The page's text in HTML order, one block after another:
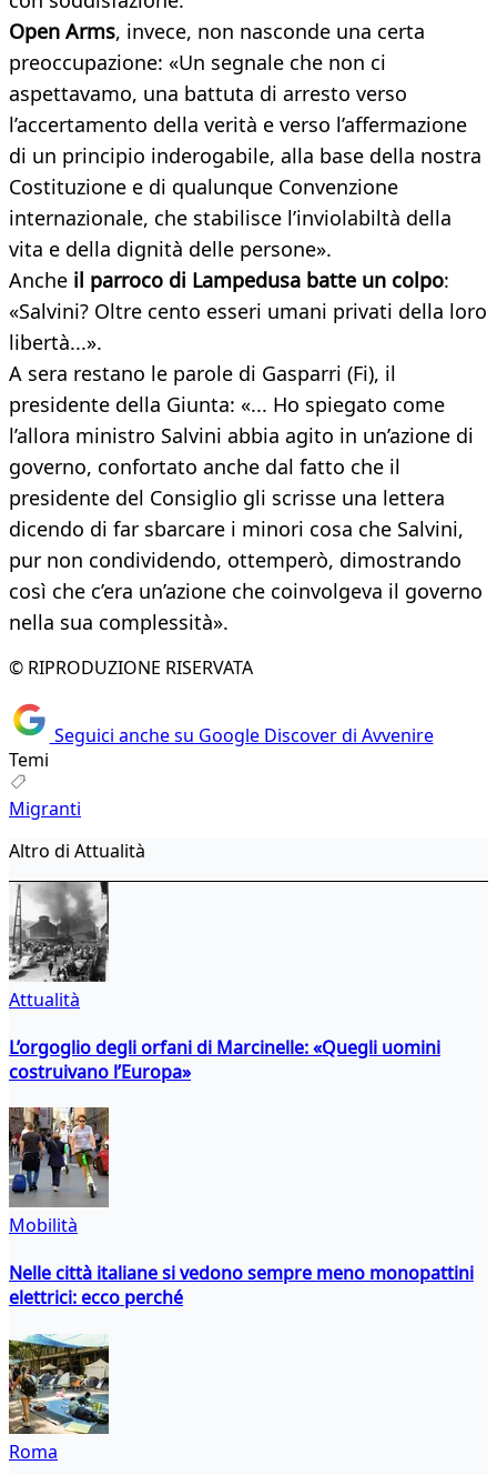
Open Arms, invece, non nasconde una certa
preoccupazione: «Un segnale che non ci
aspettavamo, una battuta di arresto verso
l’accertamento della verità e verso l’affermazione
di un principio inderogabile, alla base della nostra
Costituzione e di qualunque Convenzione
internazionale, che stabilisce l’inviolabiltà della
vita e della dignità delle persone».
Anche il parroco di Lampedusa batte un colpo:
«Salvini? Oltre cento esseri umani privati della loro
libertà...».
A sera restano le parole di Gasparri (Fi), il
presidente della Giunta: «... Ho spiegato come
l’allora ministro Salvini abbia agito in un’azione di
governo, confortato anche dal fatto che il
presidente del Consiglio gli scrisse una lettera
dicendo di far sbarcare i minori cosa che Salvini,
pur non condividendo, ottemperò, dimostrando
così che c’era un’azione che coinvolgeva il governo
nella sua complessità».
© RIPRODUZIONE RISERVATA
Seguici anche su Google Discover di Avvenire
Temi
Migranti
Altro di Attualità
Attualità
L’orgoglio degli orfani di Marcinelle: «Quegli uomini
costruivano l’Europa»
Mobilità
Nelle città italiane si vedono sempre meno monopattini
elettrici: ecco perché
Roma